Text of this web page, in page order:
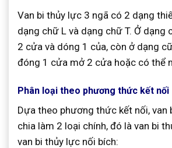
Van bi thủy lực 3 ngã có 2 dạng
dạng chữ L và dạng chữ T. Ở dạng
2 cửa và dóng 1 của, còn ở dạng
đóng 1 cửa mở 2 cửa hoặc có thể
Phân loại theo phương thức kết nối
Dựa theo phương thức kết nối,
chia làm 2 loại chính, đó là van bi
van bi thủy lực nối bích: